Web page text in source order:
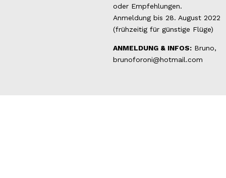
oder Empfehlungen.
Anmeldung bis 28. August 2022
(frühzeitig für günstige Flüge)
ANMELDUNG & INFOS:Bruno,
brunoforoni@hotmail.com